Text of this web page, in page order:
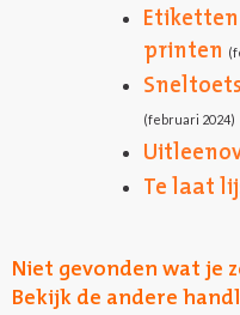
printen
(februari 2024)
Te laat
Niet gevonden wat je
Bekijk de andere